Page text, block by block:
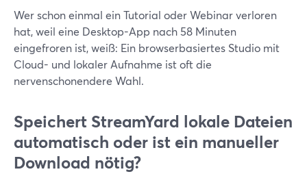
Wer schon einmal ein Tutorial oder Webinar verloren
hat, weil eine Desktop-App nach 58 Minuten
eingefroren ist, weiß: Ein browserbasiertes Studio mit
Cloud- und lokaler Aufnahme ist oft die
nervenschonendere Wahl.
Speichert StreamYard lokale Dateien
automatisch oder ist ein manueller
Download nötig?